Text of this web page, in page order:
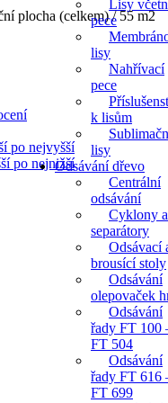
Lisy
pece
lisy
Nahřívací
pece
k lisům
lisy
Odsávání dřevo
Centrální
odsávání
Cyklony a
separátory
Odsávací
brousící stoly
Odsávání
olepovaček
Odsávání
řady FT 100
FT 504
Odsávání
řady FT 616
FT 699
Stříkací stěny
plocha (celkem)/ 55 m2
po nejvyšší
po nejnižší